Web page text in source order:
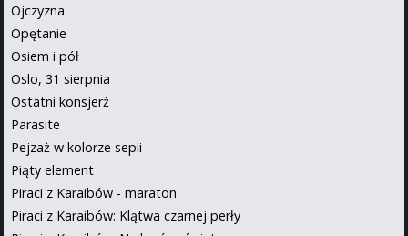
Ojczyzna
Opętanie
Osiem i pół
Oslo, 31 sierpnia
Ostatni konsjerż
Parasite
Pejzaż w kolorze sepii
Piąty element
Piraci z Karaibów - maraton
Piraci z Karaibów: Klątwa czarnej perły